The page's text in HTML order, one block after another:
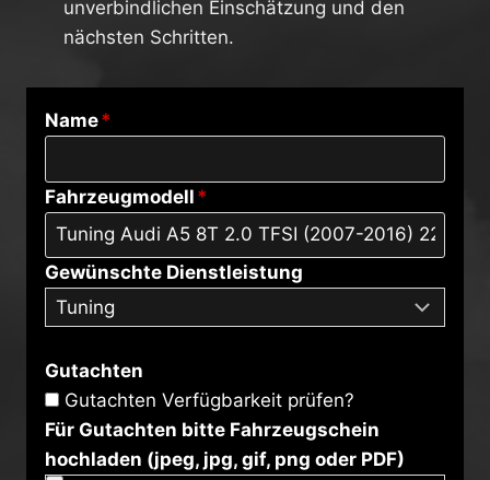
unverbindlichen Einschätzung und den
nächsten Schritten.
Name*
Fahrzeugmodell *
Gewünschte Dienstleistung
Gutachten
Gutachten Verfügbarkeit prüfen?
Für Gutachten bitte Fahrzeugschein
hochladen (jpeg, jpg, gif, png oder PDF)